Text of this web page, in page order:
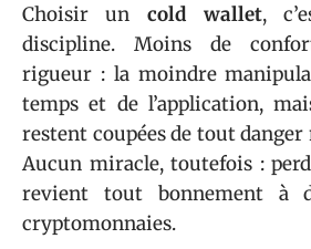
Choisir un cold wallet,
discipline. Moins de
rigueur : la moindre
temps et de l’application,
restent coupées de tout
Aucun miracle, toutefois :
revient tout bonnement à
cryptomonnaies.